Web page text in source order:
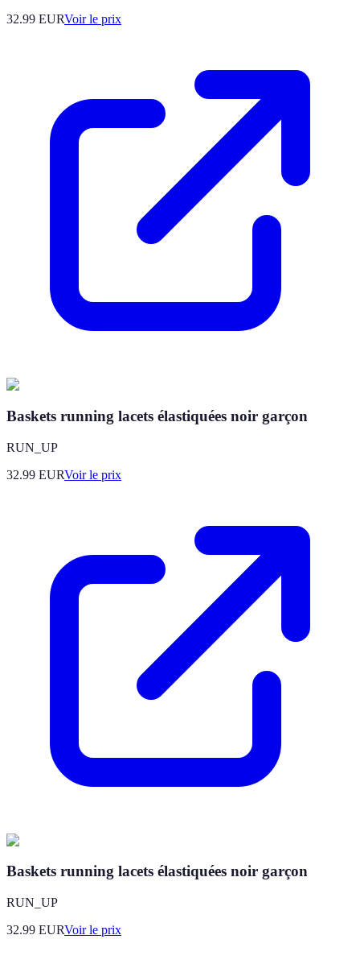
32.99 EURVoir le prix
Baskets running lacets élastiquées noir garçon
RUN_UP
32.99 EURVoir le prix
Baskets running lacets élastiquées noir garçon
RUN_UP
32.99 EURVoir le prix